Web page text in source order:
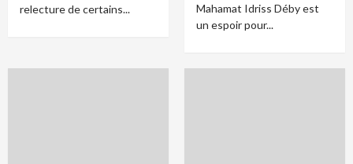
relecture de certains...
Mahamat Idriss Déby est
un espoir pour...